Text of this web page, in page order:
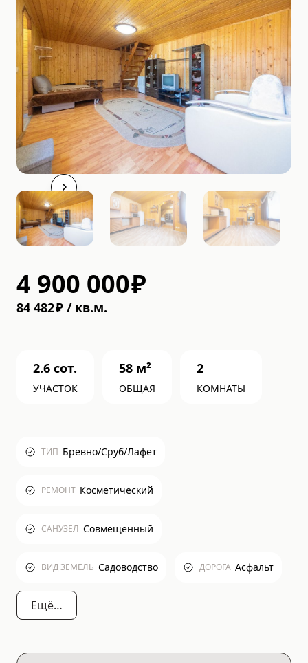
4 900 000₽
84 482₽ / кв.м.
2.6 сот.
УЧАСТОК
58 м²
ОБЩАЯ
2
КОМНАТЫ
ТИП Бревно/сруб/лафет
РЕМОНТ Косметический
САНУЗЕЛ Совмещенный
ВИД ЗЕМЕЛЬ Садоводство ДОРОГА Асфальт
Ещё…